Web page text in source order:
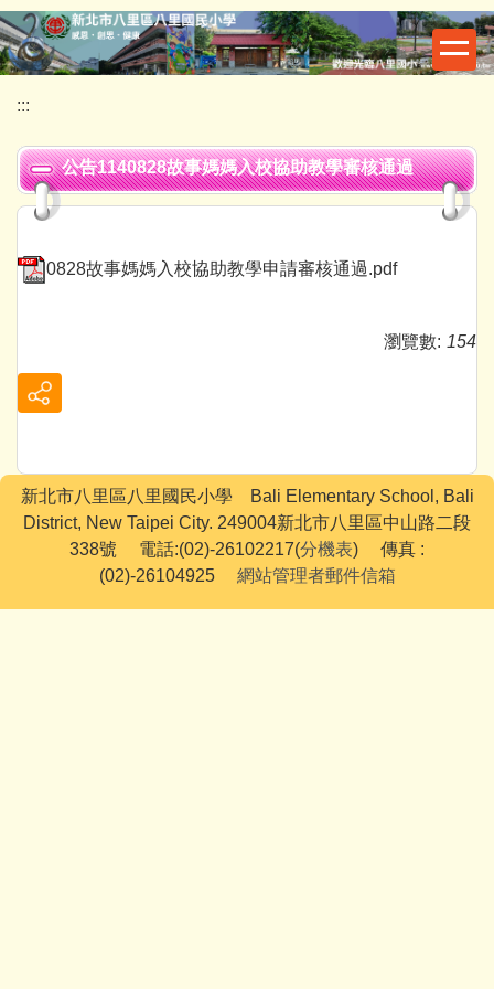
跳
到
主
容
區
:::
公告1140828故事媽媽入校協助教學審核通過
0828故事媽媽入校協助教學申請審核通過.pdf
瀏覽數: 154
新北市八里區八里國民小學 Bali Elementary School, Bali
District, New Taipei City. 249004新北市八里區中山路二段
338號 電話:(02)-26102217(分機表) 傳真 :
(02)-26104925
網站管理者郵件信箱